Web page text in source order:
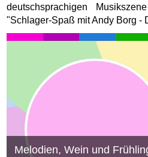
deutschsprachigen
"Schlager-Spaß mit Andy Borg -
Melodien, Wein und